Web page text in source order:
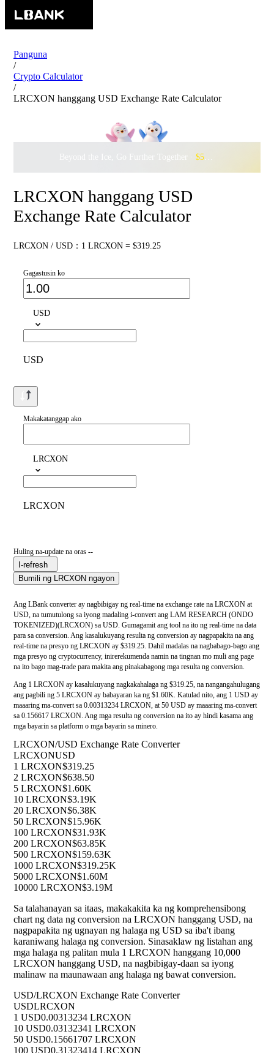
Panguna
/
Crypto Calculator
/
LRCXON hanggang USD Exchange Rate Calculator
Beyond the Ice, Go Further Together · $500,000
LRCXON hanggang USD
Exchange Rate Calculator
LRCXON / USD：1 LRCXON = $319.25
Gagastusin ko
USD
USD
Makakatanggap ako
LRCXON
LRCXON
Huling na-update na oras --
I-refresh
Bumili ng LRCXON ngayon
Ang LBank converter ay nagbibigay ng real-time na exchange rate na LRCXON at
USD, na tumutulong sa iyong madaling i-convert ang LAM RESEARCH (ONDO
TOKENIZED)(LRCXON) sa USD. Gumagamit ang tool na ito ng real-time na data
para sa conversion. Ang kasalukuyang resulta ng conversion ay nagpapakita na ang
real-time na presyo ng LRCXON ay $319.25. Dahil madalas na nagbabago-bago ang
mga presyo ng cryptocurrency, inirerekumenda namin na tingnan mo muli ang page
na ito bago mag-trade para makita ang pinakabagong mga resulta ng conversion.
Ang 1 LRCXON ay kasalukuyang nagkakahalaga ng $319.25, na nangangahulugang
ang pagbili ng 5 LRCXON ay babayaran ka ng $1.60K. Katulad nito, ang 1 USD ay
maaaring ma-convert sa 0.00313234 LRCXON, at 50 USD ay maaaring ma-convert
sa 0.156617 LRCXON. Ang mga resulta ng conversion na ito ay hindi kasama ang
mga bayarin sa platform o mga bayarin sa minero.
LRCXON/USD Exchange Rate Converter
LRCXONUSD
1 LRCXON$319.25
2 LRCXON$638.50
5 LRCXON$1.60K
10 LRCXON$3.19K
20 LRCXON$6.38K
50 LRCXON$15.96K
100 LRCXON$31.93K
200 LRCXON$63.85K
500 LRCXON$159.63K
1000 LRCXON$319.25K
5000 LRCXON$1.60M
10000 LRCXON$3.19M
Sa talahanayan sa itaas, makakakita ka ng komprehensibong
chart ng data ng conversion na LRCXON hanggang USD, na
nagpapakita ng ugnayan ng halaga ng USD sa iba't ibang
karaniwang halaga ng conversion. Sinasaklaw ng listahan ang
mga halaga ng palitan mula 1 LRCXON hanggang 10,000
LRCXON hanggang USD, na nagbibigay-daan sa iyong
malinaw na maunawaan ang halaga ng bawat conversion.
USD/LRCXON Exchange Rate Converter
USDLRCXON
1 USD0.00313234 LRCXON
10 USD0.03132341 LRCXON
50 USD0.15661707 LRCXON
100 USD0.31323414 LRCXON